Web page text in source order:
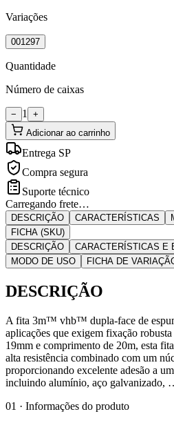
Variações
001297
Quantidade
Número de caixas
− 1
+
Adicionar ao carrinho
Entrega SP
Compra segura
Suporte técnico
Carregando frete…
DESCRIÇÃO CARACTERÍSTICAS
FICHA (SKU)
DESCRIÇÃO
CARACTERÍSTICAS E
MODO DE USO
FICHA DE
DESCRIÇÃO
A fita 3m™ vhb™ dupla-face de
aplicações que exigem fixação
19mm e comprimento de 20m, esta
alta resistência combinado com um
proporcionando excelente adesão a
incluindo alumínio, aço galvanizado,
01 · Informações do produto